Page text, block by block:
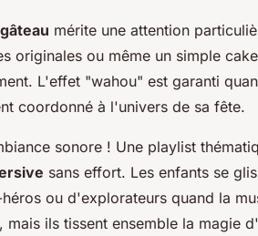
mérite une attention
originales ou même un simple
L'effet "wahou" est garanti
coordonné à l'univers de sa fête.
sonore ! Une playlist
sans effort. Les enfants se
ou d'explorateurs quand la
mais ils tissent ensemble la magie